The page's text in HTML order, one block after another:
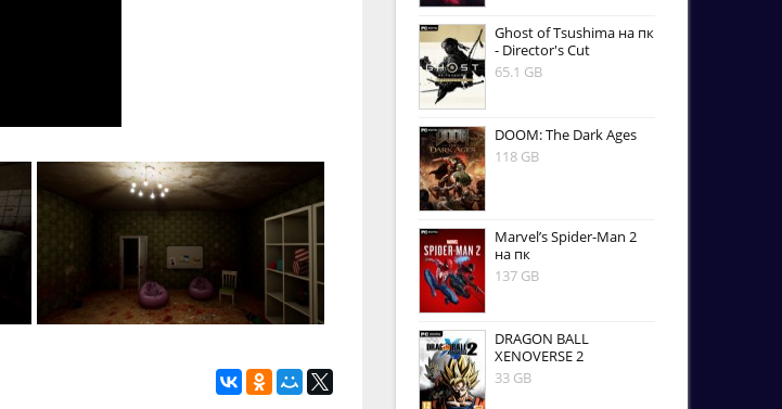
Ghost of Tsushima на пк
- Director's Cut
65.1 GB
DOOM: The Dark Ages
118 GB
Marvel’s Spider-Man 2
на пк
137 GB
DRAGON BALL
XENOVERSE 2
33 GB